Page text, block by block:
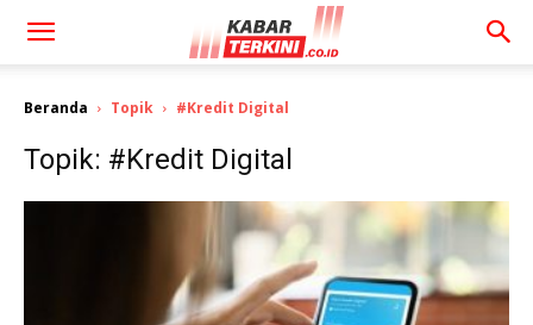
Beranda Topik #Kredit Digital
Topik: #Kredit Digital